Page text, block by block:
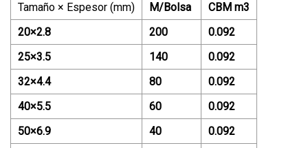
Tamaño × Espesor (mm) M/Bolsa
CBM m3
20×2.8
200
0.092
25×3.5
140
0.092
32×4.4
80
0.092
40×5.5
60
0.092
50×6.9
40
0.092